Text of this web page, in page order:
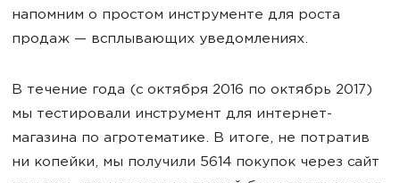
напомним о простом инструменте для роста
продаж — всплывающих уведомлениях.
В течение года (с октября 2016 по октябрь 2017)
мы тестировали инструмент для интернет-
магазина по агротематике. В итоге, не потратив
ни копейки, мы получили 5614 покупок через сайт